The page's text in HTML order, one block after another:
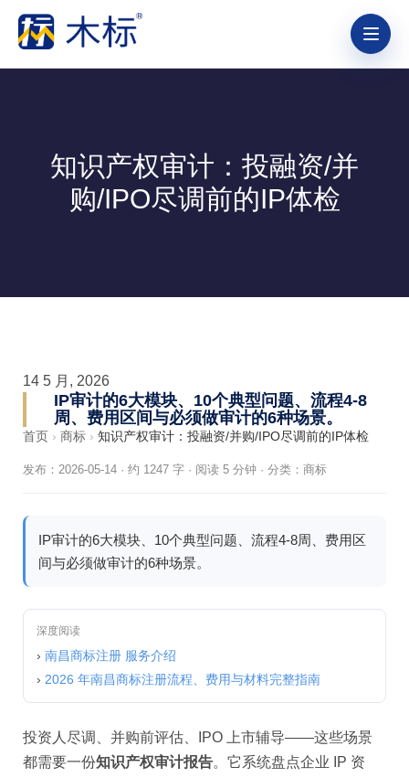
知识产权审计：投融资/并
购/IPO尽调前的IP体检
14 5 月, 2026
IP审计的6大模块、10个典型问题、流程4-8
周、费用区间与必须做审计的6种场景。
首页 › 商标 › 知识产权审计：投融资/并购/IPO尽调前的IP体检
发布：2026-05-14 · 约 1247 字 · 阅读 5 分钟 · 分类： 商标
IP审计的6大模块、10个典型问题、流程4-8周、费用区
间与必须做审计的6种场景。
深度阅读
› 南昌商标注册 服务介绍
› 2026 年南昌商标注册流程、费用与材料完整指南
投资人尽调、并购前评估、IPO 上市辅导——这些场景
都需要一份知识产权审计报告。它系统盘点企业 IP 资